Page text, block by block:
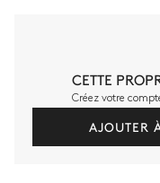
CETTE
Créez votre
AJOUTER